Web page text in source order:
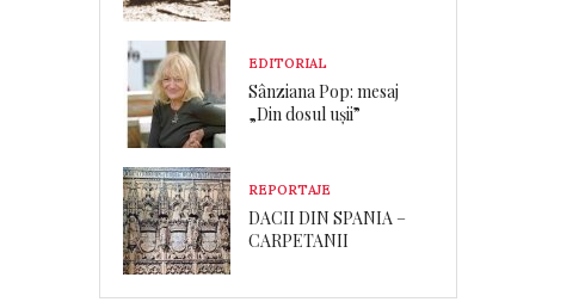
EDITORIAL
Sânziana Pop: mesaj
„Din dosul ușii”
REPORTAJE
DACII DIN SPANIA –
CARPETANII